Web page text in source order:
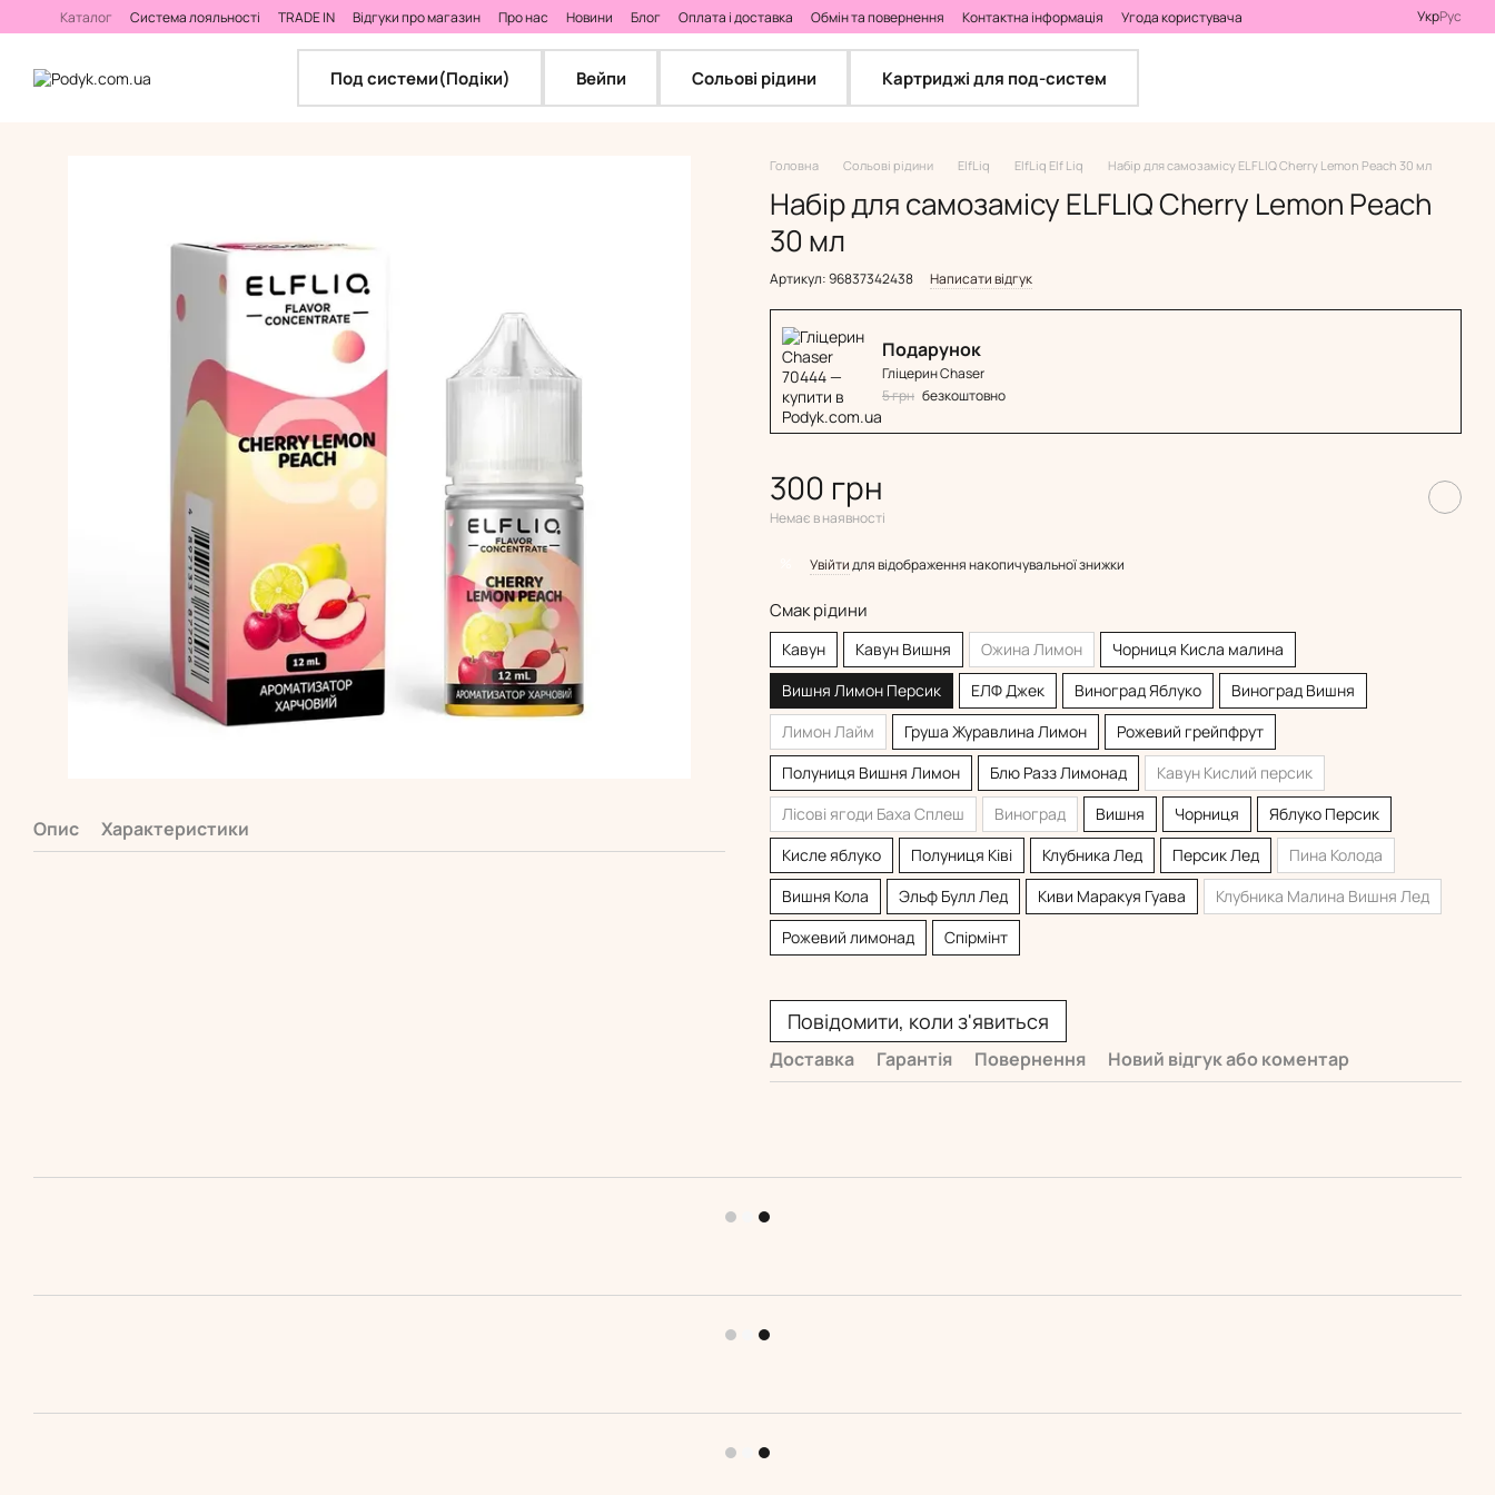
Перейти до основного контенту
Каталог Система лояльності TRADE IN Відгуки про магазин Про нас Новини Блог Оплата і доставка Обмін та повернення Контактна інформація
Угода користувача
Калькулятор самозамісу
УкрРус
Под системи(Подіки) Вейпи Сольові рідини Картриджі для под-систем
Опис Характеристики
Головна Сольові рідини ElfLiq ElfLiq Elf Liq Набір для самозамісу ELFLIQ Cherry Lemon Peach 30 мл
Набір для самозамісу ELFLIQ Cherry Lemon Peach
30 мл
Артикул: 96837342438 Написати відгук
Подарунок
Гліцерин Chaser
5 грн безкоштовно
300 грн
Немає в наявності
Увійтидля відображення накопичувальної знижки
Смак рідини
Кавун Кавун Вишня Ожина Лимон
Чорниця Кисла малина
Вишня Лимон Персик
ЕЛФ Джек Виноград Яблуко
Виноград Вишня
Лимон Лайм
Груша Журавлина Лимон
Рожевий грейпфрут
Полуниця Вишня Лимон
Блю Разз Лимонад
Кавун Кислий персик
Лісові ягоди Баха Сплеш
Виноград Вишня Чорниця
Яблуко Персик
Кисле яблуко
Полуниця Ківі Клубника Лед Персик Лед
Пина Колода
Вишня Кола
Эльф Булл Лед Киви Маракуя Гуава
Клубника Малина Вишня Лед
Рожевий лимонад
Спірмінт
Повідомити, коли з'явиться
Доставка Гарантія Повернення Новий відгук або коментар